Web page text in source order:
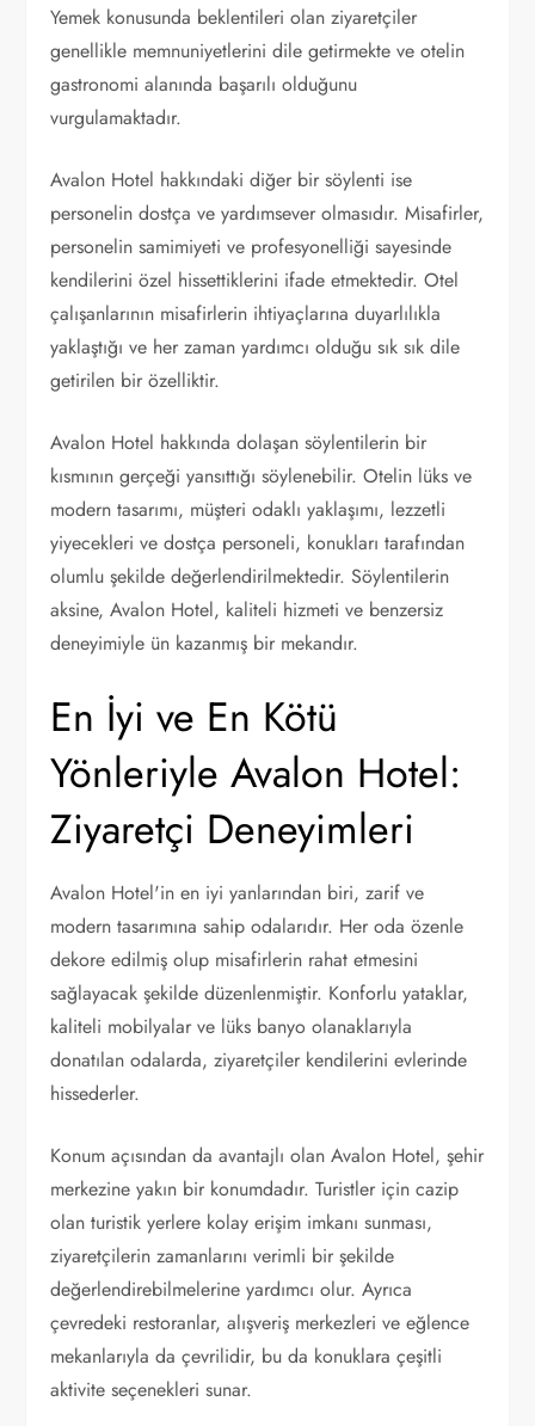
Yemek konusunda beklentileri olan ziyaretçiler
genellikle memnuniyetlerini dile getirmekte ve otelin
gastronomi alanında başarılı olduğunu
vurgulamaktadır.
Avalon Hotel hakkındaki diğer bir söylenti ise
personelin dostça ve yardımsever olmasıdır. Misafirler,
personelin samimiyeti ve profesyonelliği sayesinde
kendilerini özel hissettiklerini ifade etmektedir. Otel
çalışanlarının misafirlerin ihtiyaçlarına duyarlılıkla
yaklaştığı ve her zaman yardımcı olduğu sık sık dile
getirilen bir özelliktir.
Avalon Hotel hakkında dolaşan söylentilerin bir
kısmının gerçeği yansıttığı söylenebilir. Otelin lüks ve
modern tasarımı, müşteri odaklı yaklaşımı, lezzetli
yiyecekleri ve dostça personeli, konukları tarafından
olumlu şekilde değerlendirilmektedir. Söylentilerin
aksine, Avalon Hotel, kaliteli hizmeti ve benzersiz
deneyimiyle ün kazanmış bir mekandır.
En İyi ve En Kötü
Yönleriyle Avalon Hotel:
Ziyaretçi Deneyimleri
Avalon Hotel'in en iyi yanlarından biri, zarif ve
modern tasarımına sahip odalarıdır. Her oda özenle
dekore edilmiş olup misafirlerin rahat etmesini
sağlayacak şekilde düzenlenmiştir. Konforlu yataklar,
kaliteli mobilyalar ve lüks banyo olanaklarıyla
donatılan odalarda, ziyaretçiler kendilerini evlerinde
hissederler.
Konum açısından da avantajlı olan Avalon Hotel, şehir
merkezine yakın bir konumdadır. Turistler için cazip
olan turistik yerlere kolay erişim imkanı sunması,
ziyaretçilerin zamanlarını verimli bir şekilde
değerlendirebilmelerine yardımcı olur. Ayrıca
çevredeki restoranlar, alışveriş merkezleri ve eğlence
mekanlarıyla da çevrilidir, bu da konuklara çeşitli
aktivite seçenekleri sunar.